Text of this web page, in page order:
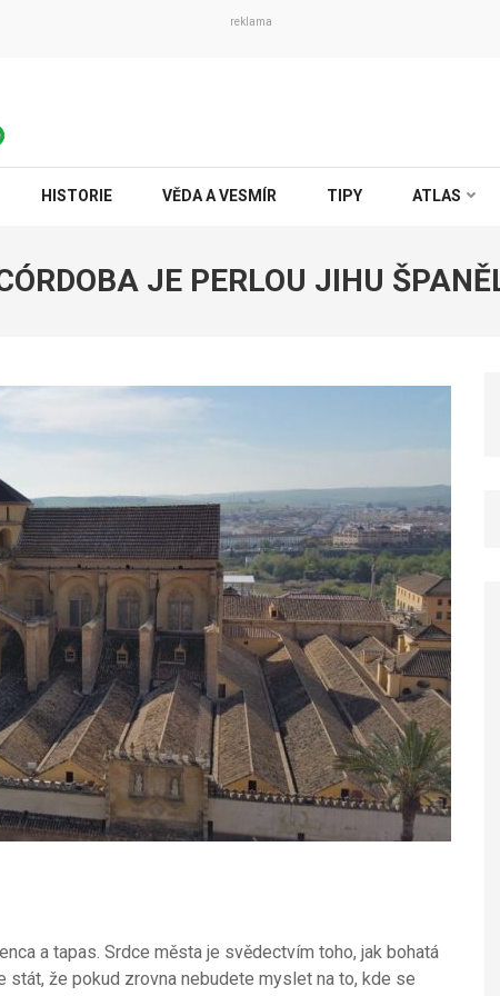
reklama
HISTORIE VĚDA A VESMÍR TIPY ATLAS
JE PERLOU JIHU
a tapas. Srdce města je svědectvím toho, jak bohatá
stát, že pokud zrovna nebudete myslet na to, kde se